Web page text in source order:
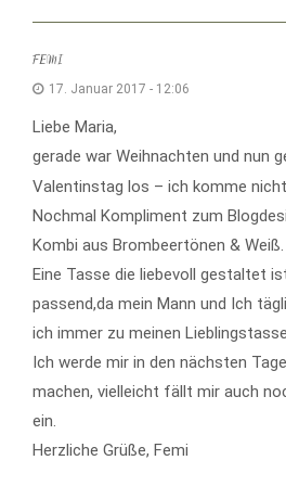
FEMI
17. Januar 2017 - 12:06
Liebe Maria,
gerade war Weihnachten und nun
Valentinstag los – ich komme
Nochmal Kompliment zum
Kombi aus Brombeertönen & Weiß.
Eine Tasse die liebevoll gestaltet
passend,da mein Mann und Ich
ich immer zu meinen
Ich werde mir in den nächsten
machen, vielleicht fällt mir auch
ein.
Herzliche Grüße, Femi